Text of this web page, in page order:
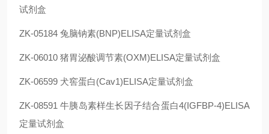
试剂盒
ZK-05184 兔脑钠素(BNP)ELISA定量试剂盒
ZK-06010 猪胃泌酸调节素(OXM)ELISA定量试剂盒
ZK-06599 犬窖蛋白(Cav1)ELISA定量试剂盒
ZK-08591 牛胰岛素样生长因子结合蛋白4(IGFBP-4)ELISA
定量试剂盒